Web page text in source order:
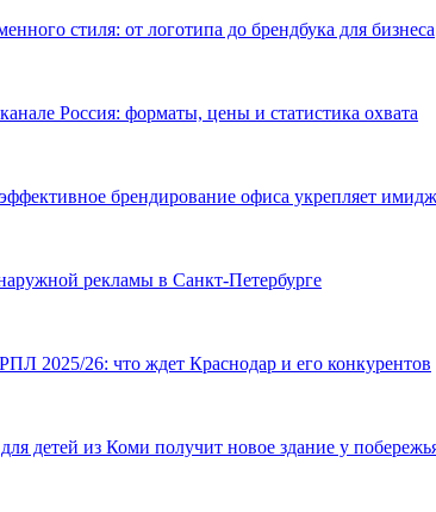
стиля: от логотипа до брендбука для бизнеса
Россия: форматы, цены и статистика охвата
брендирование офиса укрепляет
рекламы в Санкт-Петербурге
2025/26: что ждет Краснодар и его конкурентов
детей из Коми получит новое здание у